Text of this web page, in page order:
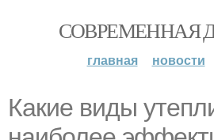
СОВРЕМЕННАЯ
главная новости
Какие виды